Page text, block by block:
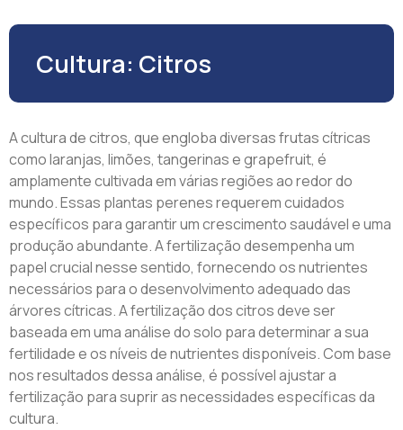
Cultura: Citros
A cultura de citros, que engloba diversas frutas cítricas
como laranjas, limões, tangerinas e grapefruit, é
amplamente cultivada em várias regiões ao redor do
mundo. Essas plantas perenes requerem cuidados
específicos para garantir um crescimento saudável e uma
produção abundante. A fertilização desempenha um
papel crucial nesse sentido, fornecendo os nutrientes
necessários para o desenvolvimento adequado das
árvores cítricas. A fertilização dos citros deve ser
baseada em uma análise do solo para determinar a sua
fertilidade e os níveis de nutrientes disponíveis. Com base
nos resultados dessa análise, é possível ajustar a
fertilização para suprir as necessidades específicas da
cultura.